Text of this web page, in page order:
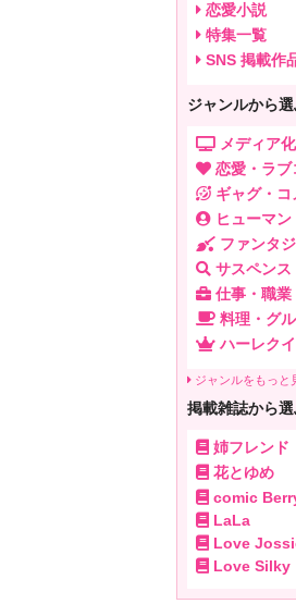
恋愛小説
特集一覧
SNS 掲載作
ジャンルから
メディア
恋愛・ラブ
ギャグ・コ
ヒューマン
ファンタ
サスペンス
仕事・職業
料理・グ
ハーレク
ジャンルをもっと
掲載雑誌から
姉フレンド
花とゆめ
comic
LaLa
Love
Love Silky